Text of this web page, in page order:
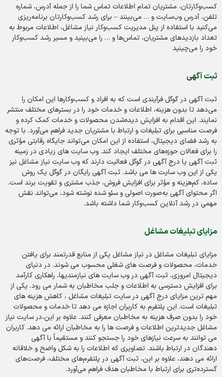
کسب‌وکارتان، مشتریان تمام اطلاعات تماس شما را از جمله آدرس، شماره
تلفن، آدرس وب‌سایت و … می‌بینند – برای رشد کسب‌وکارتان برنامه‌ریزی
می‌کنید با استفاده از پنل مدیریت کسب‌وکار نیاز مشاغل، اطلاعات مربوط به
تعداد بازدیدهای مشتریان، تماس‌ها و … را می‌بینید و مسیر رشد کسب‌وکار
خود را می‌چینید
ثبت آگهی
ثبت آگهی در گوگل فرآیندی است که به افراد و کسب‌وکارها این امکان را
می‌دهد تا بدون هزینه، اطلاعات و خدمات خود را در بسترهای مختلف منتشر
نمایند. این اقدام به افزایش دیده‌شدن محصولات و خدمات کمک کرده و
فرصت‌ مناسبی برای تبلیغات و ارتباط با مشتریان جدید فراهم می‌آورد. با توجه
به رشد فضای دیجیتال، استفاده از این امکان می‌تواند جایگاه رقابتی مؤثری
را برای فعالان حوزه‌های مختلف ایجاد کند. وب سایت های زیادی در زمینه
ثبت آگهی یا درج آگهی در گوگل فعالیت دارند که وب سایت نیاز مشاغل نیز
یکی از این وب سایت ها می باشد. ثبت آگهی رایگان در گوگل یک روش
ساده، کم‌هزینه و مؤثر برای افزایش فروش، جذب مشتری و تقویت برند است.
اگر محتوای آگهی به‌صورت اصولی و سئو شده نوشته شود، می‌تواند نقش
مهمی در رشد آنلاین کسب‌وکار شما داشته باشد.
مزایای تبلیغات مشاغل
مزایای تبلیغات مشاغل در نیاز مشاغل یکی از منابع قدرتمند برای یافتن
خدمات، محصولات و فرصت های شغلی محسوب می شوند. در دنیای
دیجیتال امروزی، ثبت آگهی در وب سایت های نیازمندیها، راهکاری کارآمد
برای افزایش دسترسی به اطلاعات و جلب مخاطبان به شمار می رود. یکی از
مهم ترین مزایای درج آگهی در سایت تبلیغات مشاغل ، کاهش هزینه های
تبلیغات است. این پلتفرم به کاربران اجازه می دهد تا خدمات و محصولات
خود را بدون صرف هزینه به مخاطبان معرفی کنند. علاوه بر این،در سایت نیاز
مشاغل جدیدترین اطلاعات و فرصت ها را به مخاطبان ارائه می دهد. کاربران
می توانند به سرعت نیازهای خود را جستجو کنند و مستقیماً با آگهی
دهندگان در ارتباط باشند. تصاویری که اطلاعات را به شکل واضح و خلاقانه
ارائه می دهند، علاوه بر این، ثبت آگهی در پلتفرم‌های مختلف، فرصت‌های
گسترده‌تری برای ارتباط با مخاطبان هدف فراهم می‌آورد.